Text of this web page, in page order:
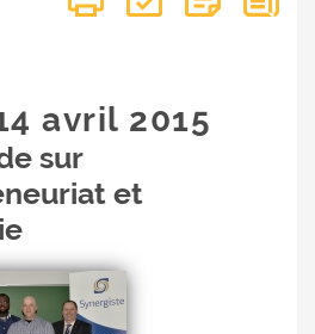
avril 2015
sur
et